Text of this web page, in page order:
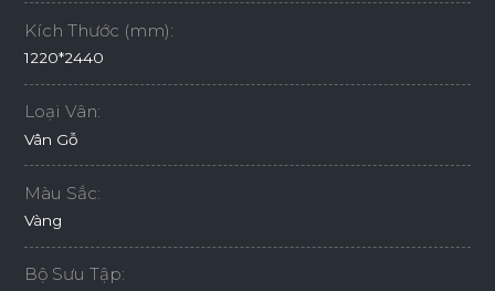
Kích Thước (mm):
1220*2440
Loại Vân:
Vân Gỗ
Màu Sắc:
Vàng
Bộ Sưu Tập: